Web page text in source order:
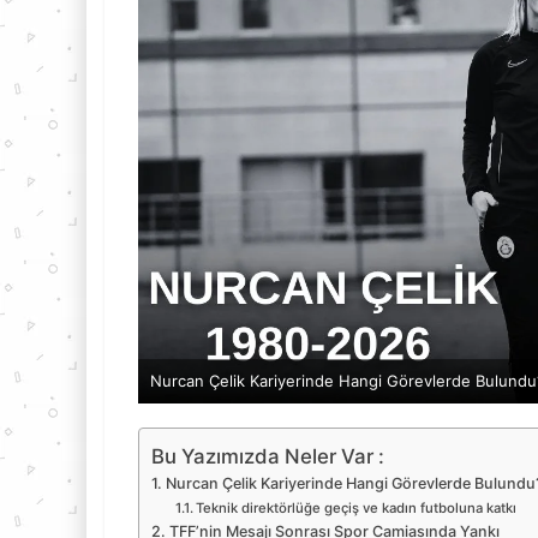
Nurcan Çelik Kariyerinde Hangi Görevlerde
Bu Yazımızda Neler Var :
Nurcan Çelik Kariyerinde Hangi Görevlerde
Teknik direktörlüğe geçiş ve kadın futboluna katkı
TFF’nin Mesajı Sonrası Spor Camiasında Yankı